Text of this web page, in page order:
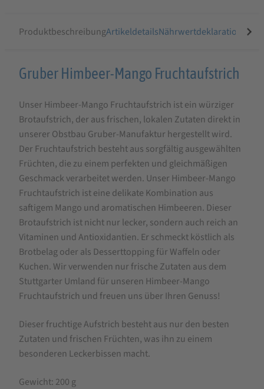
ProduktbeschreibungArtikeldetailsNährwertdeklaration
Produktbeschreibung
Gruber
Himbeer-
Mango
Fruchtaufstrich
Gruber Himbeer-Mango Fruchtaufstrich
Unser Himbeer-Mango Fruchtaufstrich ist ein würziger
Brotaufstrich, der aus frischen, lokalen Zutaten direkt in
unserer Obstbau Gruber-Manufaktur hergestellt wird.
Der Fruchtaufstrich besteht aus sorgfältig ausgewählten
Früchten, die zu einem perfekten und gleichmäßigen
Geschmack verarbeitet werden. Unser Himbeer-Mango
Fruchtaufstrich ist eine delikate Kombination aus
saftigem Mango und aromatischen Himbeeren. Dieser
Brotaufstrich ist nicht nur lecker, sondern auch reich an
Vitaminen und Antioxidantien. Er schmeckt köstlich als
Brotbelag oder als Desserttopping für Waffeln oder
Kuchen. Wir verwenden nur frische Zutaten aus dem
Stuttgarter Umland für unseren Himbeer-Mango
Fruchtaufstrich und freuen uns über Ihren Genuss!
Dieser fruchtige Aufstrich besteht aus nur den besten
Zutaten und frischen Früchten, was ihn zu einem
besonderen Leckerbissen macht.
Gewicht: 200 g